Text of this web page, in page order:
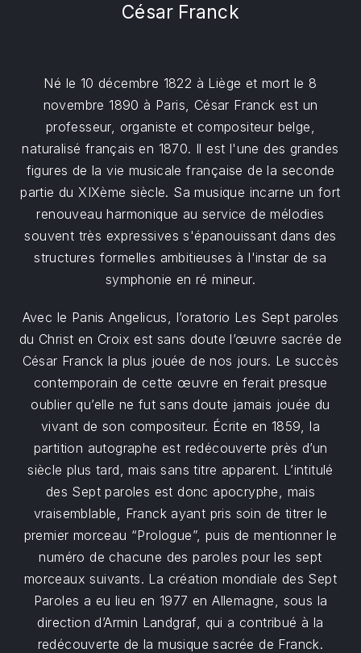
César Franck
Né le 10 décembre 1822 à Liège et mort le 8
novembre 1890 à Paris, César Franck est un
professeur, organiste et compositeur belge,
naturalisé français en 1870. Il est l'une des grandes
figures de la vie musicale française de la seconde
partie du XIXème siècle. Sa musique incarne un fort
renouveau harmonique au service de mélodies
souvent très expressives s'épanouissant dans des
structures formelles ambitieuses à l'instar de sa
symphonie en ré mineur.
Avec le Panis Angelicus, l’oratorio Les Sept paroles
du Christ en Croix est sans doute l’œuvre sacrée de
César Franck la plus jouée de nos jours. Le succès
contemporain de cette œuvre en ferait presque
oublier qu’elle ne fut sans doute jamais jouée du
vivant de son compositeur. Écrite en 1859, la
partition autographe est redécouverte près d’un
siècle plus tard, mais sans titre apparent. L’intitulé
des Sept paroles est donc apocryphe, mais
vraisemblable, Franck ayant pris soin de titrer le
premier morceau “Prologue”, puis de mentionner le
numéro de chacune des paroles pour les sept
morceaux suivants. La création mondiale des Sept
Paroles a eu lieu en 1977 en Allemagne, sous la
direction d’Armin Landgraf, qui a contribué à la
redécouverte de la musique sacrée de Franck.